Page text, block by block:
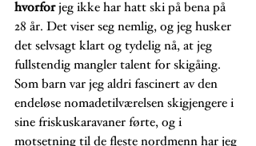
hvorfor jeg ikke har hatt ski på bena på
28 år. Det viser seg nemlig, og jeg husker
det selvsagt klart og tydelig nå, at jeg
fullstendig mangler talent for skigåing.
Som barn var jeg aldri fascinert av den
endeløse nomadetilværelsen skigjengere i
sine friskuskaravaner førte, og i
motsetning til de fleste nordmenn har jeg